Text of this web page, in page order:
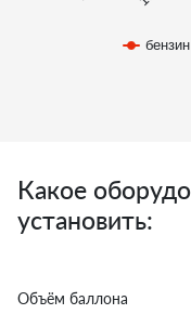
бензин
Какое
установить:
Объём баллона